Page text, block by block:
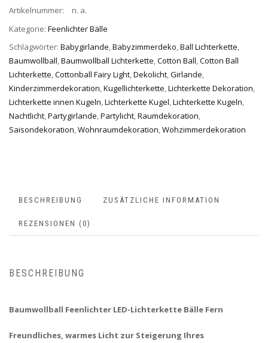
Artikelnummer:
n. a.
Kategorie: Feenlichter Bälle
Schlagwörter: Babygirlande,Babyzimmerdeko,Ball Lichterkette,
Baumwollball,Baumwollball Lichterkette,Cotton Ball,Cotton Ball
Lichterkette,Cottonball Fairy Light,Dekolicht,Girlande,
Kinderzimmerdekoration,Kugellichterkette,Lichterkette Dekoration,
Lichterkette innen Kugeln,Lichterkette Kugel,Lichterkette Kugeln,
Nachtlicht,Partygirlande,Partylicht,Raumdekoration,
Saisondekoration,Wohnraumdekoration,Wohzimmerdekoration
BESCHREIBUNG ZUSÄTZLICHE INFORMATION
REZENSIONEN (0)
BESCHREIBUNG
Baumwollball Feenlichter LED-Lichterkette Bälle Fern
Freundliches, warmes Licht zur Steigerung Ihres